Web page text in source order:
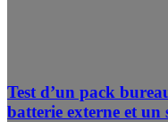
Test d’un pack
batterie externe et